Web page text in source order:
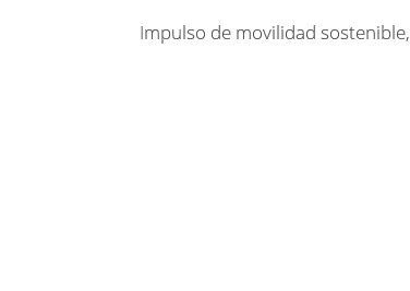
Impulso de movilidad